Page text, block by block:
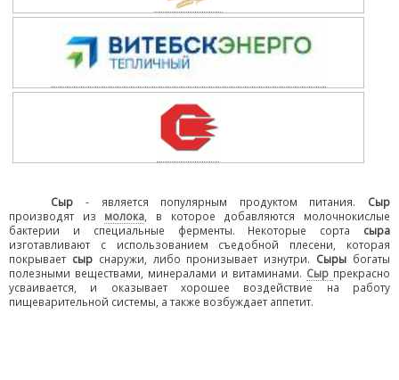
Сыр - является популярным продуктом питания. Сыр
производят из молока , в которое добавляются молочнокислые
бактерии и специальные ферменты. Некоторые сорта сыра
изготавливают с использованием съедобной плесени, которая
покрывает сырснаружи, либо пронизывает изнутри. Сыры богаты
полезными веществами, минералами и витаминами. Сыр прекрасно
усваивается, и оказывает хорошее воздействие на работу
пищеварительной системы, а также возбуждает аппетит.